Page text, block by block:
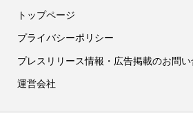
トップページ
プライバシーポリシー
プレスリリース情報・広告掲載のお問
運営会社